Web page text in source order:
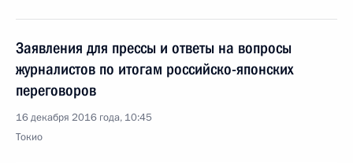
Заявления для прессы и ответы на вопросы
журналистов по итогам российско-японских
переговоров
16 декабря 2016 года, 10:45
Токио